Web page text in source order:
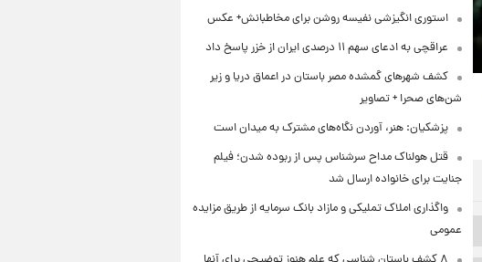
استوری انگیزشی نفیسه روشن برای مخاطبانش+ عکس
عراقچی به ادعای سهم ۱۱ درصدی ایران از خزر پاسخ داد
کشف شهرهای گمشده مصر باستان در اعماق دریا و زیر
شن‌های صحرا + تصاویر
پزشکیان: هنر، آوردن نگاه‌های مشترک به میدان است
قتل هولناک مداح سرشناس پس از ربوده شدن؛ فیلم
جنایت برای خانواده ارسال شد
واگذاری املاک تملیکی و مازاد بانک سرمایه از طریق مزایده
عمومی